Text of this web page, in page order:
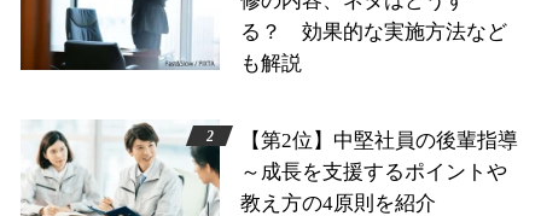
る？ 効果的な実施方法など
も解説
【第2位】中堅社員の後輩指導
～成長を支援するポイントや
教え方の4原則を紹介